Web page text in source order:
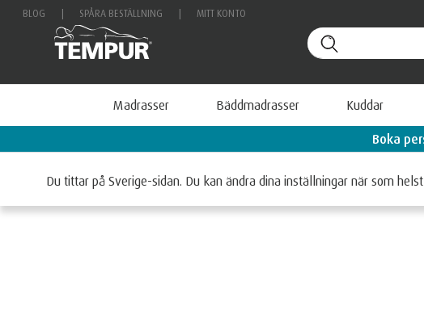
BLOG SPÅRA BESTÄLLNING MITT KONTO
Madrasser Bäddmadrasser Kuddar
Du tittar på Sverige-sidan. Du kan ändra dina inställningar när som helst